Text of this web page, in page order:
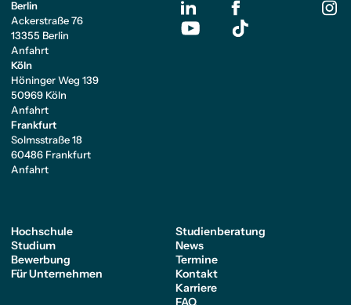
Berlin
Ackerstraße 76
13355 Berlin
Anfahrt
Köln
Höninger Weg 139
50969 Köln
Anfahrt
Frankfurt
Solmsstraße 18
60486 Frankfurt
Anfahrt
Hochschule
Studium
Bewerbung
Für Unternehmen
Studienberatung
News
Termine
Kontakt
Karriere
FAQ